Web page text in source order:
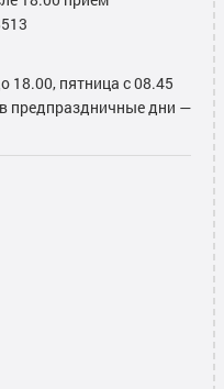
18.00, пятница с 08.45
предпраздничные дни —